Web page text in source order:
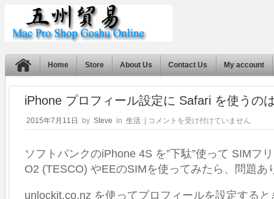
Home Store About Us Contact Us My account
iPhone プロフィール設定に Safari を使うの
2015年7月11日 by Steve in 生活
iPhone
プ
フ
ィ
ー
設
コメントを受け付けていません
ソフトバンクのiPhone 4S を”下駄”使って SIMフ
O2 (TESCO) やEEのSIMを使ってみたら、問題あ
unlockit.co.nz を使ってプロフィールを設定する